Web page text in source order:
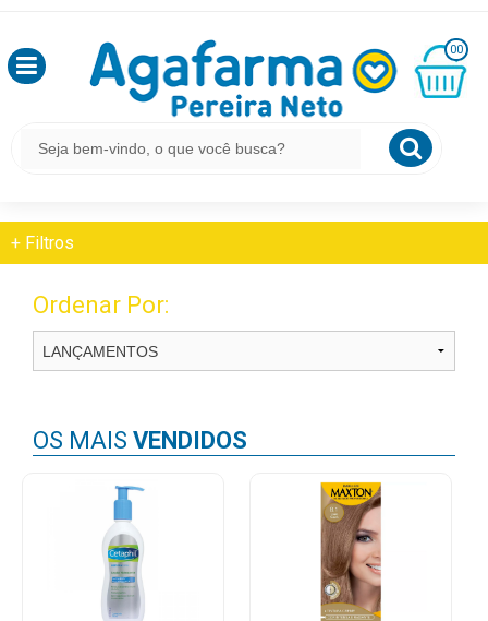
,
SEJA
LOGIN
&
MEUS
TODOS
DEPARTAMENTOS
00
R$
0,00
URINÁRIO/RENAL
+ Filtros
Ordenar Por:
OS MAIS VENDIDOS